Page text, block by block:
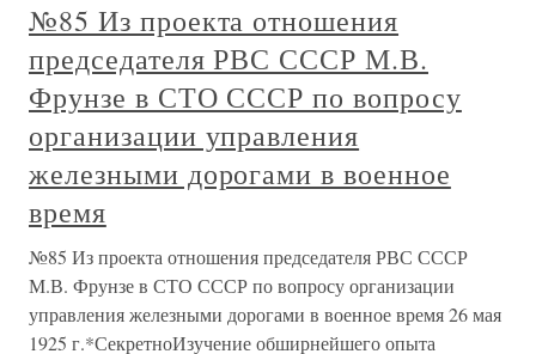
№85 Из проекта отношения
председателя РВС СССР М.В.
Фрунзе в СТО СССР по вопросу
организации управления
железными дорогами в военное
время
№85 Из проекта отношения председателя РВС СССР
М.В. Фрунзе в СТО СССР по вопросу организации
управления железными дорогами в военное время 26 мая
1925 г.*СекретноИзучение обширнейшего опыта